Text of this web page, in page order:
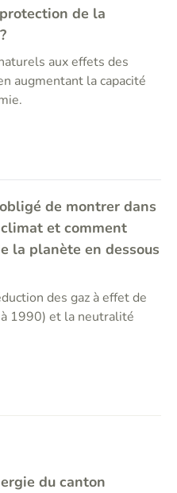
de la
aux effets des
augmentant la capacité
de montrer dans
et comment
la planète en dessous
des gaz à effet de
1990) et la neutralité
du canton